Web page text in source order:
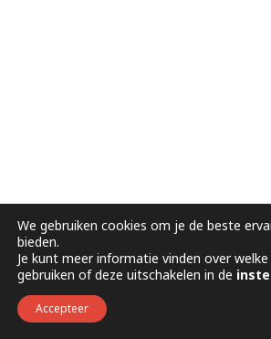
We gebruiken cookies om je de beste
bieden.
Je kunt meer informatie vinden over
gebruiken of deze uitschakelen in de
Accepteer